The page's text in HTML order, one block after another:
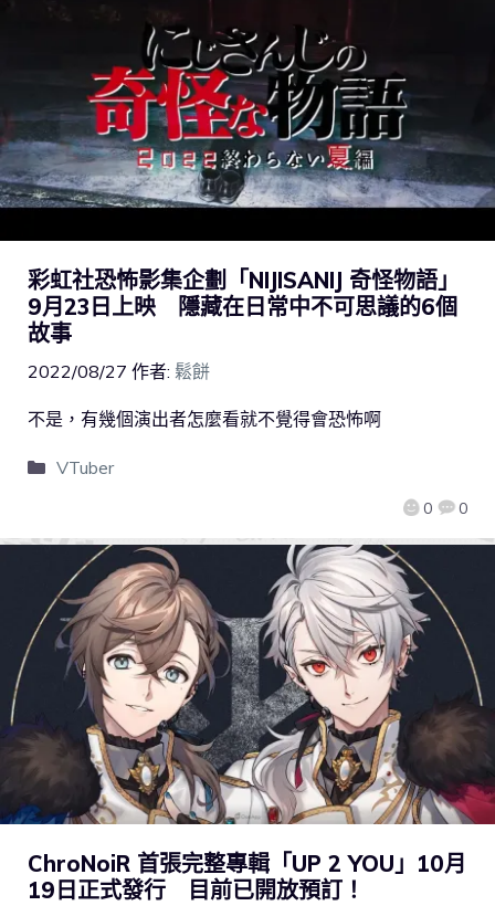
彩虹社恐怖影集企劃「NIJISANIJ 奇怪物語」
9月23日上映 隱藏在日常中不可思議的6個
故事
2022/08/27 作者: 鬆餅
0 0
不是，有幾個演出者怎麼看就不覺得會恐怖啊
VTuber
ChroNoiR 首張完整專輯「UP 2 YOU」10月
19日正式發行 目前已開放預訂！